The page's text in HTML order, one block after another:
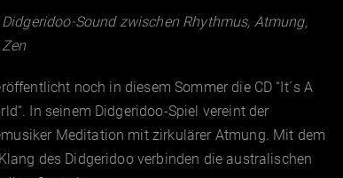
Sound zwischen Rhythmus, Atmung,
noch in diesem Sommer die CD “It´s A
In seinem Didgeridoo-Spiel vereint der
Meditation mit zirkulärer Atmung. Mit dem
des Didgeridoo verbinden die australischen